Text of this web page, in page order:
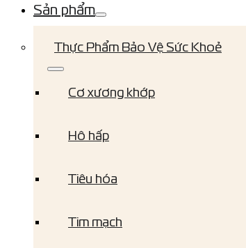
Sản phẩm
Thực Phẩm Bảo Vệ Sức Khoẻ
Cơ xương khớp
Hô hấp
Tiêu hóa
Tim mạch